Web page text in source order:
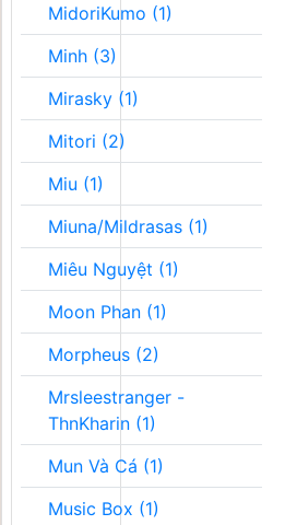
MidoriKumo (1)
Minh (3)
Mirasky (1)
Mitori (2)
Miu (1)
Miuna/Mildrasas (1)
Miêu Nguyệt (1)
Moon Phan (1)
Morpheus (2)
Mrsleestranger -
ThnKharin (1)
Mun Và Cá (1)
Music Box (1)